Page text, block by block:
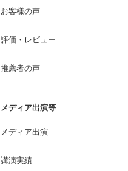
お客様の声
評価・レビュー
推薦者の声
メディア出演等
メディア出演
講演実績